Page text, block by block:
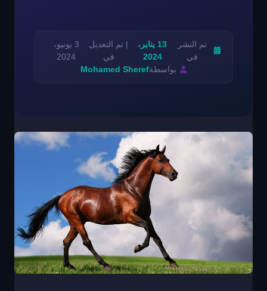
تم النشر
في
13 يناير،
2024
| تم التعديل
في
3 يونيو،
2024
بواسطةMohamed Sheref